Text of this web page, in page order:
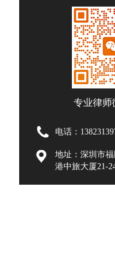
专业律师
电话：
地址：深圳市
港中旅大厦21-